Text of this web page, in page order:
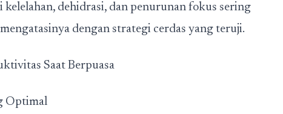
kelelahan, dehidrasi, dan penurunan fokus sering
dengan strategi cerdas yang teruji.
Saat Berpuasa
Optimal